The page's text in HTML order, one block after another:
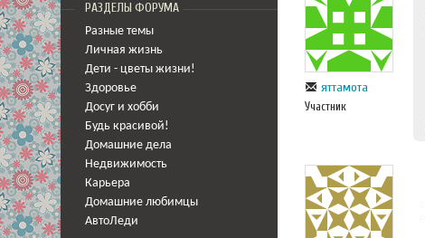
РАЗДЕЛЫ ФОРУМА
Разные темы
Личная жизнь
Дети - цветы жизни!
Здоровье
Досуг и хобби
Будь красивой!
Домашние дела
Недвижимость
Карьера
Домашние любимцы
АвтоЛеди
яттамота
Участник